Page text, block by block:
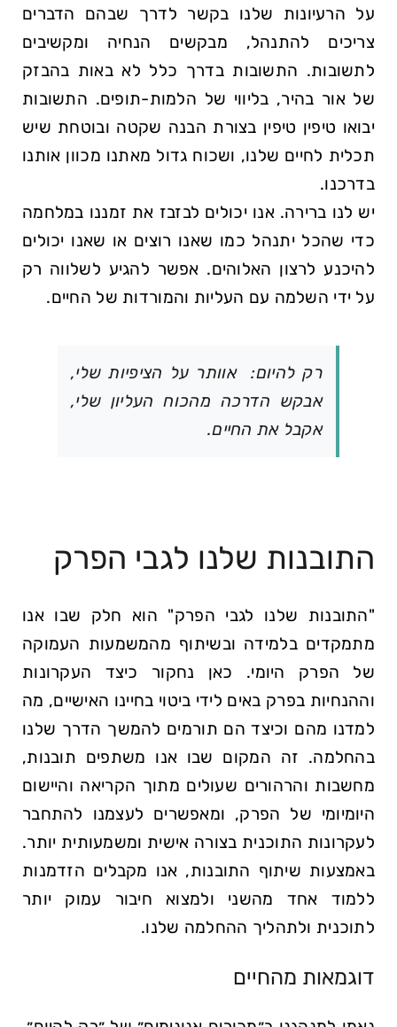
על הרעיונות שלנו בקשר לדרך שבהם הדברים
צריכים להתנהל, מבקשים הנחיה ומקשיבים
לתשובות. התשובות בדרך כלל לא באות בהבזק
של אור בהיר, בליווי של הלמות-תופים. התשובות
יבואו טיפין טיפין בצורת הבנה שקטה ובוטחת שיש
תכלית לחיים שלנו, ושכוח גדול מאתנו מכוון אותנו
בדרכנו.
יש לנו ברירה. אנו יכולים לבזבז את זמננו במלחמה
כדי שהכל יתנהל כמו שאנו רוצים או שאנו יכולים
להיכנע לרצון האלוהים. אפשר להגיע לשלווה רק
על ידי השלמה עם העליות והמורדות של החיים.
רק להיום: אוותר על הציפיות שלי,
אבקש הדרכה מהכוח העליון שלי,
אקבל את החיים.
התובנות שלנו לגבי הפרק
"התובנות שלנו לגבי הפרק" הוא חלק שבו אנו
מתמקדים בלמידה ובשיתוף מהמשמעות העמוקה
של הפרק היומי. כאן נחקור כיצד העקרונות
וההנחיות בפרק באים לידי ביטוי בחיינו האישיים, מה
למדנו מהם וכיצד הם תורמים להמשך הדרך שלנו
בהחלמה. זה המקום שבו אנו משתפים תובנות,
מחשבות והרהורים שעולים מתוך הקריאה והיישום
היומיומי של הפרק, ומאפשרים לעצמנו להתחבר
לעקרונות התוכנית בצורה אישית ומשמעותית יותר.
באמצעות שיתוף התובנות, אנו מקבלים הזדמנות
ללמוד אחד מהשני ולמצוא חיבור עמוק יותר
לתוכנית ולתהליך ההחלמה שלנו.
דוגמאות מהחיים